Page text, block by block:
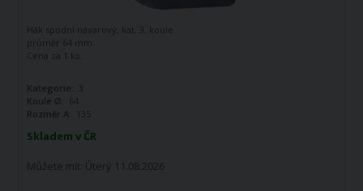
Skladem v ČR
Můžete mít: Úterý 11.08.2026
Hák spodní návarový, kat. 3, koule
průměr 64 mm.
Cena za 1 ks.
Kategorie:
Koule Ø: 64
Rozměr A:
135